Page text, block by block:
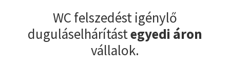
WC felszedést igénylő
duguláselhárítástegyedi áron
vállalok.